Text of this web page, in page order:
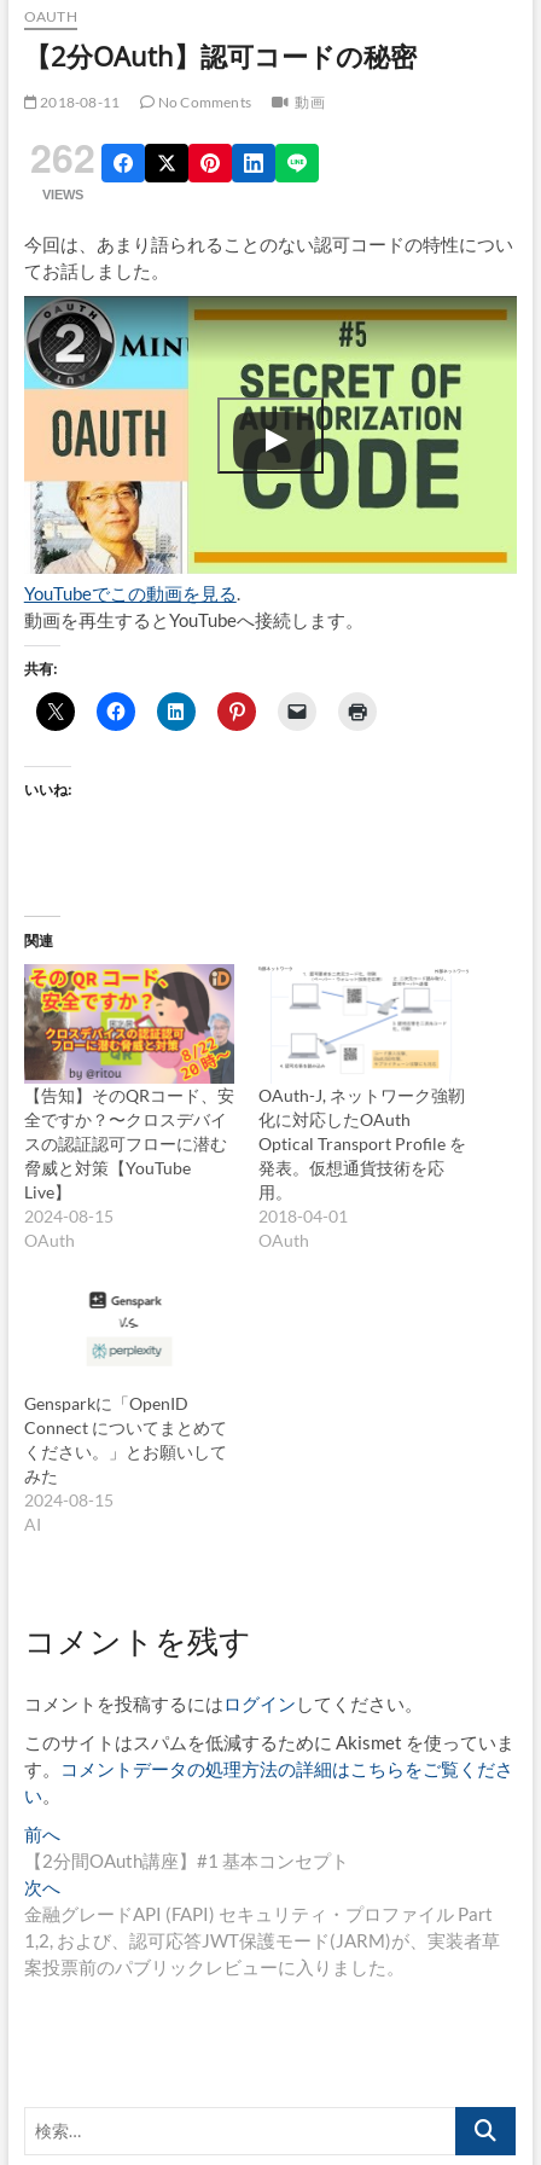
OAUTH
【2分OAuth】認可コードの秘密
2018-08-11 No Comments 動画
262
VIEWS
今回は、あまり語られることのない認可コードの特性につい
てお話しました。
YouTubeでこの動画を見る.
動画を再生するとYouTubeへ接続します。
共有:
いいね:
関連
【告知】そのQRコード、安
全ですか？〜クロスデバイ
スの認証認可フローに潜む
脅威と対策【YouTube
Live】
2024-08-15
OAuth
OAuth-J, ネットワーク強靭
化に対応したOAuth
Optical Transport Profile を
発表。仮想通貨技術を応
用。
2018-04-01
OAuth
Gensparkに「OpenID
Connect についてまとめて
ください。」とお願いして
みた
2024-08-15
AI
コメントを残す
コメントを投稿するにはログイン してください。
このサイトはスパムを低減するために Akismet を使っていま
す。
コメントデータの処理方法の詳細はこちらをご覧くださ
い
投
稿
ナ
ビ
ョ
ン
前へ
去
投
稿:
【2分間OAuth講座】#1 基本コンセプト
次へ
の
投
稿:
金融グレードAPI (FAPI) セキュリティ・プロファイル Part
1,2, および、認可応答JWT保護モード(JARM)が、実装者草
案投票前のパブリックレビューに入りました。